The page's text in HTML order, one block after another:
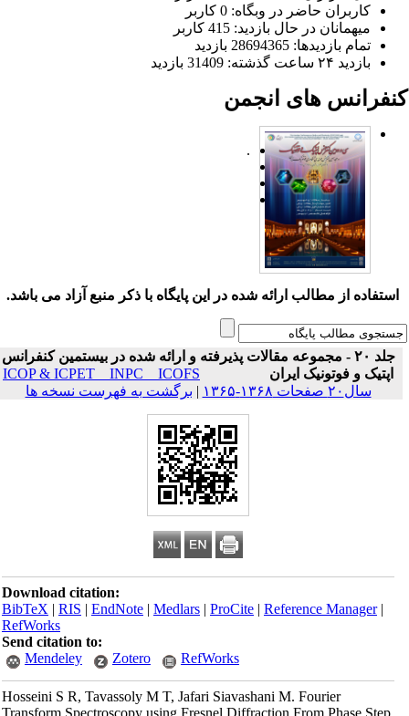
کاربران حاضر در وبگاه: 0 کاربر
میهمانان در حال بازدید: 415 کاربر
تمام بازدید‌ها: 28694365 بازدید
بازدید ۲۴ ساعت گذشته: 31409 بازدید
های انجمن
.
استفاده از مطالب ارائه شده در این پایگاه با ذکر منبع آزاد می باشد.
جلد ۲۰ - مجموعه مقالات پذیرفته و ارائه شده در بیستمین کنفرانس
اپتیک و فوتونیک ایران
ICOP & ICPET _ INPC _ ICOFS
سال۲۰ صفحات ۱۳۶۸-۱۳۶۵
| برگشت به فهرست نسخه ها
Download citation:
BibTeX|RIS|EndNote|Medlars|ProCite|Reference Manager
RefWorks
Send citation to:
Mendeley
Zotero RefWorks
Hosseini S R, Tavassoly M T, Jafari Siavashani M. Fourier
Transform Spectroscopy using Fresnel Diffraction From Phase Step.